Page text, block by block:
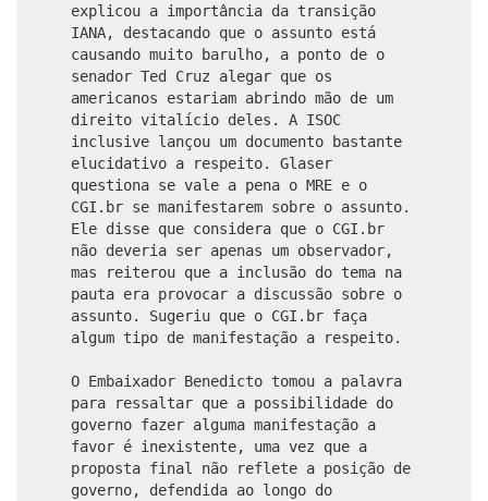
explicou a importância da transição
IANA, destacando que o assunto está
causando muito barulho, a ponto de o
senador Ted Cruz alegar que os
americanos estariam abrindo mão de um
direito vitalício deles. A ISOC
inclusive lançou um documento bastante
elucidativo a respeito. Glaser
questiona se vale a pena o MRE e o
CGI.br se manifestarem sobre o assunto.
Ele disse que considera que o CGI.br
não deveria ser apenas um observador,
mas reiterou que a inclusão do tema na
pauta era provocar a discussão sobre o
assunto. Sugeriu que o CGI.br faça
algum tipo de manifestação a respeito.
O Embaixador Benedicto tomou a palavra
para ressaltar que a possibilidade do
governo fazer alguma manifestação a
favor é inexistente, uma vez que a
proposta final não reflete a posição de
governo, defendida ao longo do